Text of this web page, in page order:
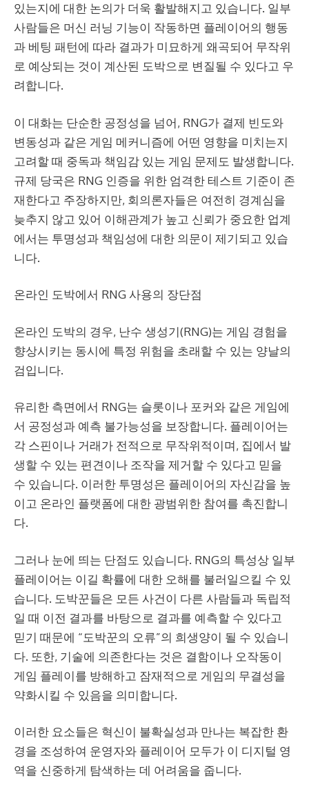
있는지에 대한 논의가 더욱 활발해지고 있습니다. 일부
사람들은 머신 러닝 기능이 작동하면 플레이어의 행동
과 베팅 패턴에 따라 결과가 미묘하게 왜곡되어 무작위
로 예상되는 것이 계산된 도박으로 변질될 수 있다고 우
려합니다.
이 대화는 단순한 공정성을 넘어, RNG가 결제 빈도와
변동성과 같은 게임 메커니즘에 어떤 영향을 미치는지
고려할 때 중독과 책임감 있는 게임 문제도 발생합니다.
규제 당국은 RNG 인증을 위한 엄격한 테스트 기준이 존
재한다고 주장하지만, 회의론자들은 여전히 경계심을
늦추지 않고 있어 이해관계가 높고 신뢰가 중요한 업계
에서는 투명성과 책임성에 대한 의문이 제기되고 있습
니다.
온라인 도박에서 RNG 사용의 장단점
온라인 도박의 경우, 난수 생성기(RNG)는 게임 경험을
향상시키는 동시에 특정 위험을 초래할 수 있는 양날의
검입니다.
유리한 측면에서 RNG는 슬롯이나 포커와 같은 게임에
서 공정성과 예측 불가능성을 보장합니다. 플레이어는
각 스핀이나 거래가 전적으로 무작위적이며, 집에서 발
생할 수 있는 편견이나 조작을 제거할 수 있다고 믿을
수 있습니다. 이러한 투명성은 플레이어의 자신감을 높
이고 온라인 플랫폼에 대한 광범위한 참여를 촉진합니
다.
그러나 눈에 띄는 단점도 있습니다. RNG의 특성상 일부
플레이어는 이길 확률에 대한 오해를 불러일으킬 수 있
습니다. 도박꾼들은 모든 사건이 다른 사람들과 독립적
일 때 이전 결과를 바탕으로 결과를 예측할 수 있다고
믿기 때문에 “도박꾼의 오류”의 희생양이 될 수 있습니
다. 또한, 기술에 의존한다는 것은 결함이나 오작동이
게임 플레이를 방해하고 잠재적으로 게임의 무결성을
약화시킬 수 있음을 의미합니다.
이러한 요소들은 혁신이 불확실성과 만나는 복잡한 환
경을 조성하여 운영자와 플레이어 모두가 이 디지털 영
역을 신중하게 탐색하는 데 어려움을 줍니다.